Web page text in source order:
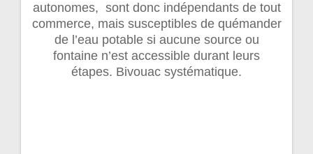
autonomes, sont donc indépendants de tout
commerce, mais susceptibles de quémander
de l’eau potable si aucune source ou
fontaine n’est accessible durant leurs
étapes. Bivouac systématique.